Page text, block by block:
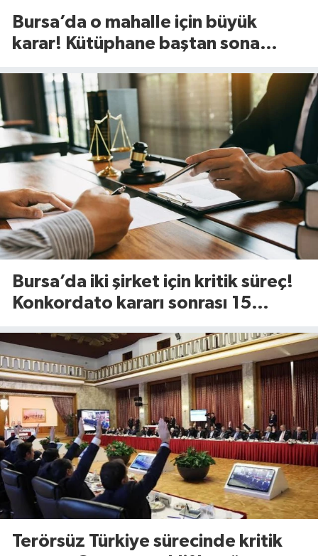
Bursa’da o mahalle için büyük
karar! Kütüphane baştan sona
Bursa’da iki şirket için kritik süreç!
Konkordato kararı sonrası 15
Terörsüz Türkiye sürecinde kritik